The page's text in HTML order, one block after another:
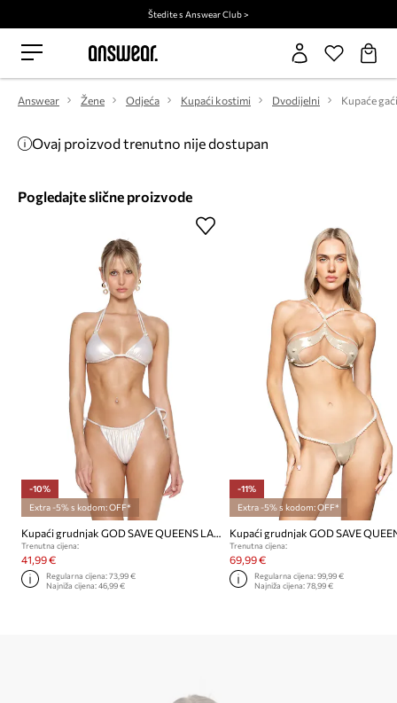
Štedite s Answear Club >
Answear Žene Odjeća Kupaći kostimi Dvodijelni
Ovaj proizvod trenutno nije dostupan
Pogledajte slične proizvode
-10%
Extra -5% s kodom: OFF*
Kupaći grudnjak GOD SAVE QUEENS LA BRISA TOP
Trenutna cijena:
41,99 €
Regularna cijena:73,99 €
Najniža cijena:46,99 €
-11%
Extra -5% s kodom: OFF*
Trenutna cijena:
69,99 €
Regularna cijena: 99,99 €
Najniža cijena: 78,99 €